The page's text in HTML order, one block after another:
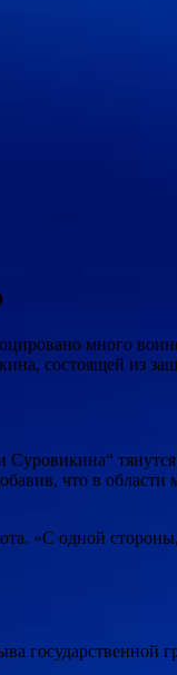
много
состоящей из
что в
«С одной